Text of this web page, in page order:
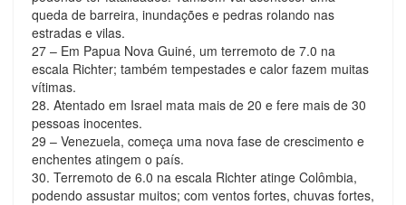
queda de barreira, inundações e pedras rolando nas
estradas e vilas.
27 – Em Papua Nova Guiné, um terremoto de 7.0 na
escala Richter; também tempestades e calor fazem muitas
vítimas.
28. Atentado em Israel mata mais de 20 e fere mais de 30
pessoas inocentes.
29 – Venezuela, começa uma nova fase de crescimento e
enchentes atingem o país.
30. Terremoto de 6.0 na escala Richter atinge Colômbia,
podendo assustar muitos; com ventos fortes, chuvas fortes,